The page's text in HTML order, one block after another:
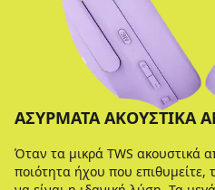
ΑΣΎΡΜΑΤΑ ΑΚΟΥΣΤΙΚΆ
Όταν τα μικρά TWS ακουστικά
ποιότητα ήχου που